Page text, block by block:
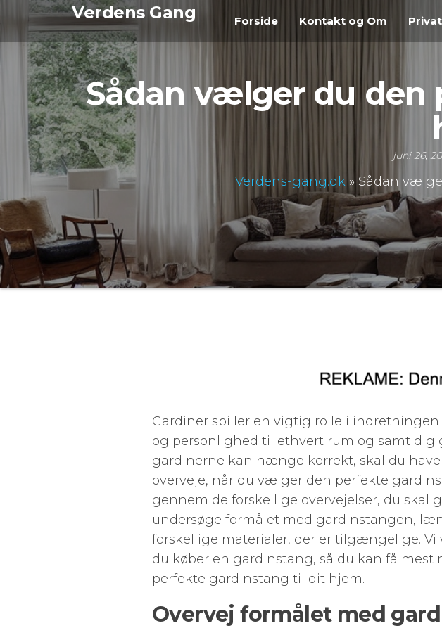
Videre
indhold
Verdens Gang Forside Kontakt og Om
Sådan vælger du
juni 26,
Verdens-gang.dk » Sådan
Gardiner spiller en vigtig rolle i
og personlighed til ethvert rum og samtidig
gardinerne kan hænge korrekt, skal du
overveje, når du vælger den perfekte
gennem de forskellige overvejelser, du skal
undersøge formålet med gardinstangen,
forskellige materialer, der er tilgængelige.
du køber en gardinstang, så du kan få mest
perfekte gardinstang til dit hjem.
Overvej formålet med